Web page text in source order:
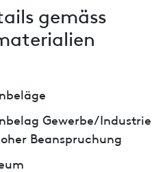
gemäss
Gewerbe/Industrie
Beanspruchung